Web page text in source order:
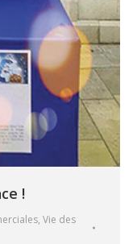
!
, Vie des